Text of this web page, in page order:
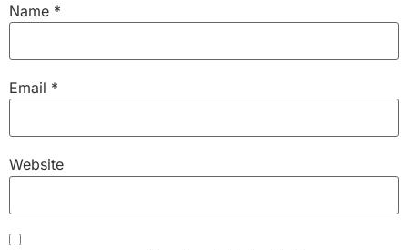
Name *
Email *
Website